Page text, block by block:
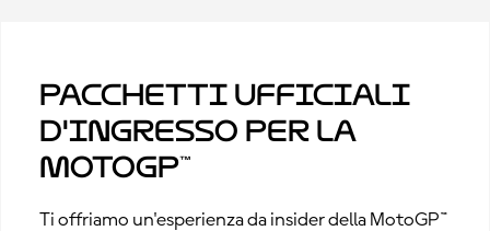
Pacchetti ufficiali
d'ingresso per la
MotoGP™
Ti offriamo un'esperienza da insider della MotoGP™